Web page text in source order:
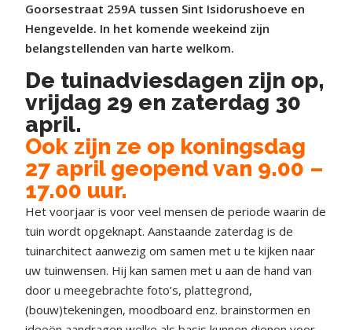
Goorsestraat 259A tussen Sint Isidorushoeve en
Hengevelde. In het komende weekeind zijn
belangstellenden van harte welkom.
De tuinadviesdagen zijn op,
vrijdag 29 en zaterdag 30
april.
Ook zijn ze op koningsdag
27 april geopend van 9.00 –
17.00 uur.
Het voorjaar is voor veel mensen de periode waarin de
tuin wordt opgeknapt. Aanstaande zaterdag is de
tuinarchitect aanwezig om samen met u te kijken naar
uw tuinwensen. Hij kan samen met u aan de hand van
door u meegebrachte foto’s, plattegrond,
(bouw)tekeningen, moodboard enz. brainstormen en